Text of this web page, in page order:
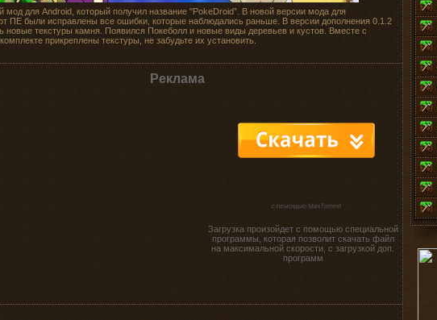
мод для Android, который получил название "PokeDroid”. В новой версии мода для
ПЕ были исправлены все ошибки, которые наблюдались раньше. В версии дополнения 0.1.2
новые текстуры камня. Появился Покеболл и новые виды деревьев и кустов. Вместе с
прикреплены текстуры, не забудьте их установить.
Реклама
Загрузка произойдет с помощью специальной
программы, которая позволит скачать файл
на максимальной скорости, с загрузкой доп.
программ